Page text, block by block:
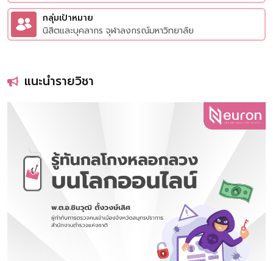
กลุ่มเป้าหมาย
นิสิตและบุคลากร จุฬาลงกรณ์มหาวิทยาลัย
แนะนำรายวิชา